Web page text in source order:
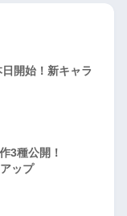
開始！新キャラ
3種公開！
ップ